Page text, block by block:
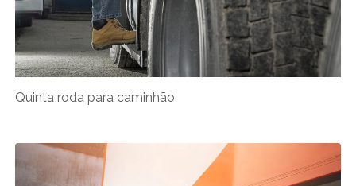
Quinta roda para caminhão